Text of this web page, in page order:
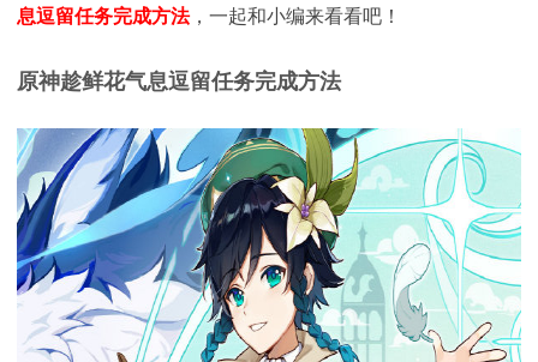
息逗留任务完成方法，一起和小编来看看吧！
原神趁鲜花气息逗留任务完成方法